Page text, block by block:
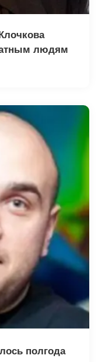
людям
полгода